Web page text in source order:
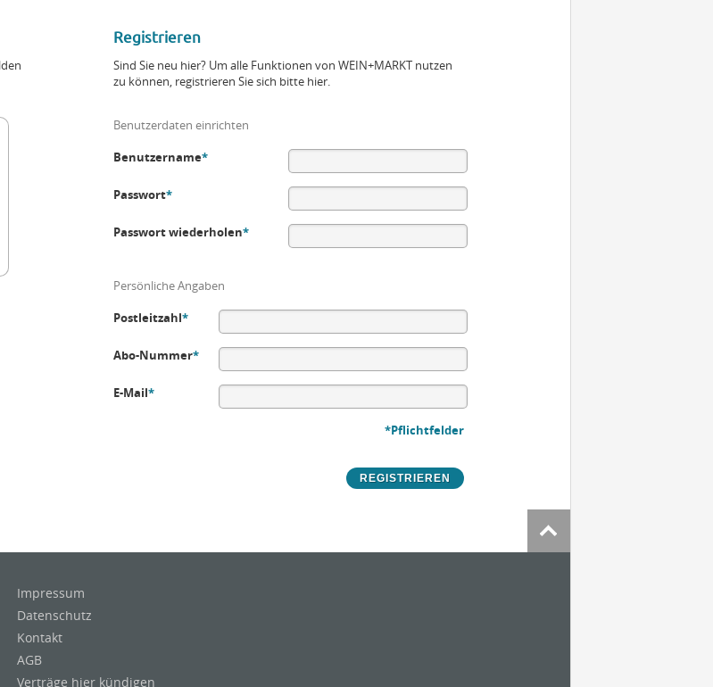
Registrieren
Sind Sie neu hier? Um alle Funktionen von WEIN+MARKT nutzen
zu können, registrieren Sie sich bitte hier.
Benutzerdaten einrichten
Benutzername*
Passwort*
Passwort wiederholen*
Persönliche Angaben
Postleitzahl*
Abo-Nummer*
E-Mail*
*Pflichtfelder
Impressum
Datenschutz
Kontakt
AGB
Verträge hier kündigen